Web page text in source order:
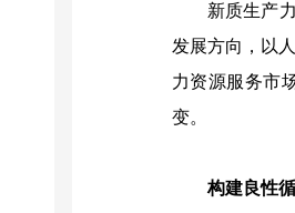
新质生产
发展方向，以
力资源服务市
变。
构建良性